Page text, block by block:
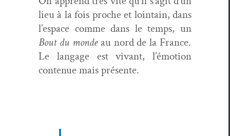
lieu à la fois proche et loin­tain, dans
l’espace comme dans le temps, un
Bout du monde au nord de la France.
Le lan­gage est vivant, l’émotion
con­tenue mais présente.